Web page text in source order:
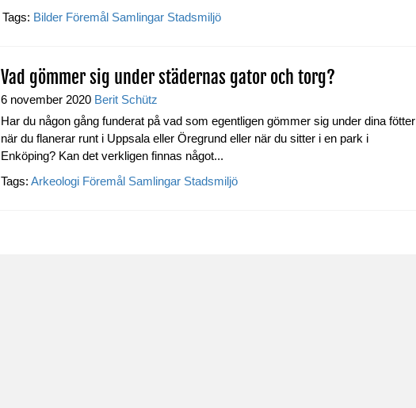
Tags: Bilder Föremål Samlingar Stadsmiljö
Vad gömmer sig under städernas gator och torg?
6 november 2020 Berit Schütz
Har du någon gång funderat på vad som egentligen gömmer sig under dina fötter
när du flanerar runt i Uppsala eller Öregrund eller när du sitter i en park i
Enköping? Kan det verkligen finnas något...
Tags:Arkeologi Föremål Samlingar Stadsmiljö